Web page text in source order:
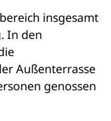
insgesamt
In den
Außenterrasse
genossen